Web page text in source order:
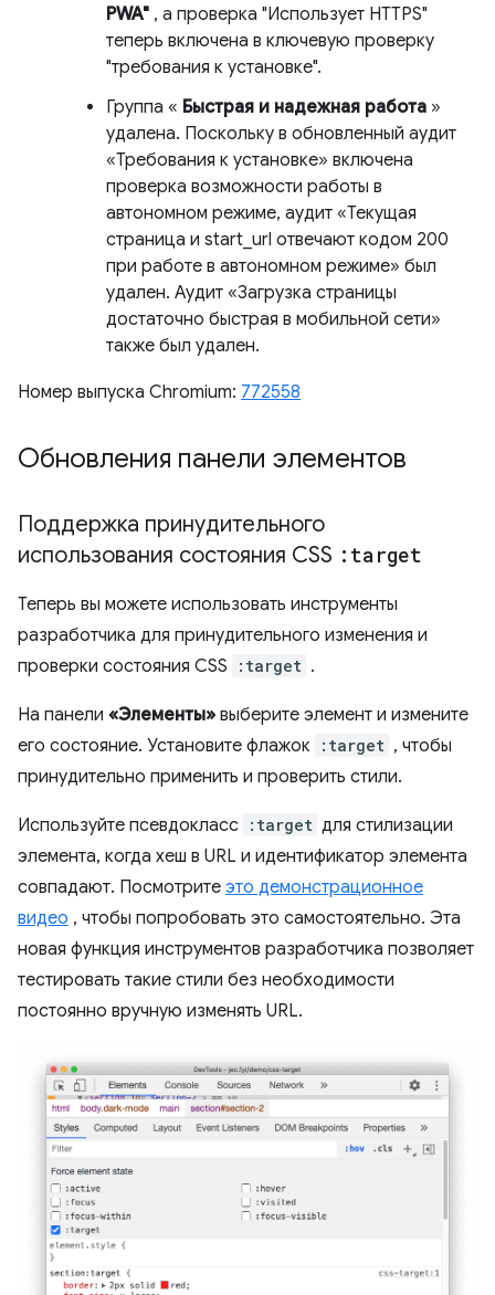
PWA" , а проверка "Использует HTTPS"
теперь включена в ключевую проверку
"требования к установке".
Группа « Быстрая и надежная работа »
удалена. Поскольку в обновленный аудит
«Требования к установке» включена
проверка возможности работы в
автономном режиме, аудит «Текущая
страница и start_url отвечают кодом 200
при работе в автономном режиме» был
удален. Аудит «Загрузка страницы
достаточно быстрая в мобильной сети»
также был удален.
Номер выпуска Chromium: 772558
Обновления панели элементов
Поддержка принудительного
использования состояния CSS :target
Теперь вы можете использовать инструменты
разработчика для принудительного изменения и
проверки состояния CSS
:target .
На панели «Элементы» выберите элемент и измените
его состояние. Установите флажок :target , чтобы
принудительно применить и проверить стили.
Используйте псевдокласс :target для стилизации
элемента, когда хеш в URL и идентификатор элемента
совпадают. Посмотрите это демонстрационное
видео , чтобы попробовать это самостоятельно. Эта
новая функция инструментов разработчика позволяет
тестировать такие стили без необходимости
постоянно вручную изменять URL.